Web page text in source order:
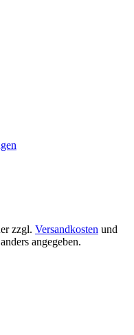
zzgl. Versandkosten und
angegeben.